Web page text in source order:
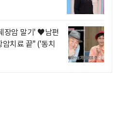
장암 말기' ♥남편
암치료 끝" ('동치